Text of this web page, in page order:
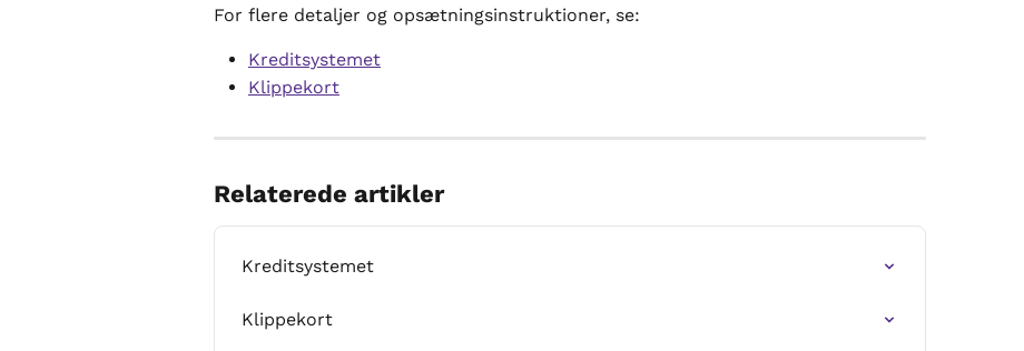
For flere detaljer og opsætningsinstruktioner, se:
Kreditsystemet
Klippekort
Relaterede artikler
Kreditsystemet
Klippekort